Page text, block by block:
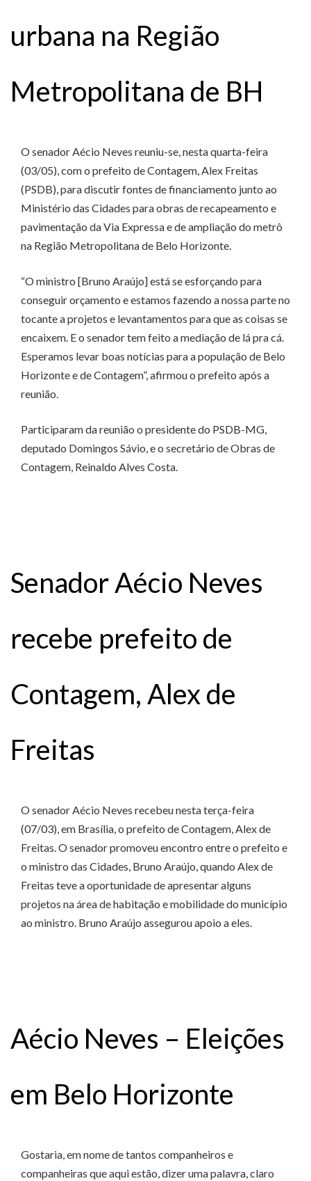
urbana na Região
Metropolitana de BH
O senador Aécio Neves reuniu-se, nesta quarta-feira
(03/05), com o prefeito de Contagem, Alex Freitas
(PSDB), para discutir fontes de financiamento junto ao
Ministério das Cidades para obras de recapeamento e
pavimentação da Via Expressa e de ampliação do metrô
na Região Metropolitana de Belo Horizonte.
“O ministro [Bruno Araújo] está se esforçando para
conseguir orçamento e estamos fazendo a nossa parte no
tocante a projetos e levantamentos para que as coisas se
encaixem. E o senador tem feito a mediação de lá pra cá.
Esperamos levar boas notícias para a população de Belo
Horizonte e de Contagem”, afirmou o prefeito após a
reunião.
Participaram da reunião o presidente do PSDB-MG,
deputado Domingos Sávio, e o secretário de Obras de
Contagem, Reinaldo Alves Costa.
Senador Aécio Neves
recebe prefeito de
Contagem, Alex de
Freitas
O senador Aécio Neves recebeu nesta terça-feira
(07/03), em Brasília, o prefeito de Contagem, Alex de
Freitas. O senador promoveu encontro entre o prefeito e
o ministro das Cidades, Bruno Araújo, quando Alex de
Freitas teve a oportunidade de apresentar alguns
projetos na área de habitação e mobilidade do município
ao ministro. Bruno Araújo assegurou apoio a eles.
Aécio Neves – Eleições
em Belo Horizonte
Gostaria, em nome de tantos companheiros e
companheiras que aqui estão, dizer uma palavra, claro